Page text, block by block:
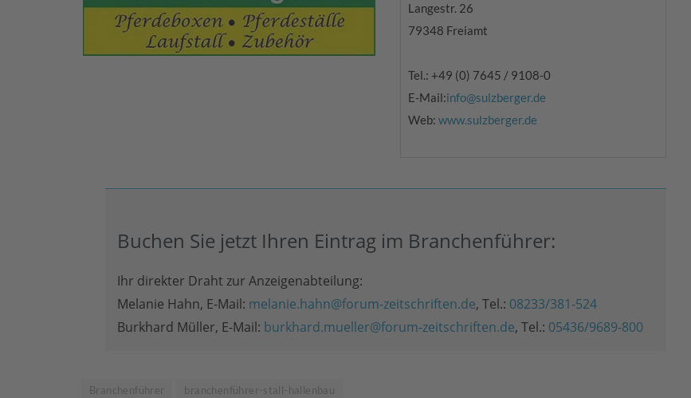
Langestr. 26
79348 Freiamt
Tel.: +49 (0) 7645 / 9108-0
E-Mail:info@sulzberger.de
Web: www.sulzberger.de
Buchen Sie jetzt Ihren Eintrag im Branchenführer:
Ihr direkter Draht zur Anzeigenabteilung:
Melanie Hahn, E-Mail: melanie.hahn@forum-zeitschriften.de, Tel.: 08233/381-524
Burkhard Müller, E-Mail: burkhard.mueller@forum-zeitschriften.de, Tel.: 05436/9689-800
Branchenführer branchenführer-stall-hallenbau